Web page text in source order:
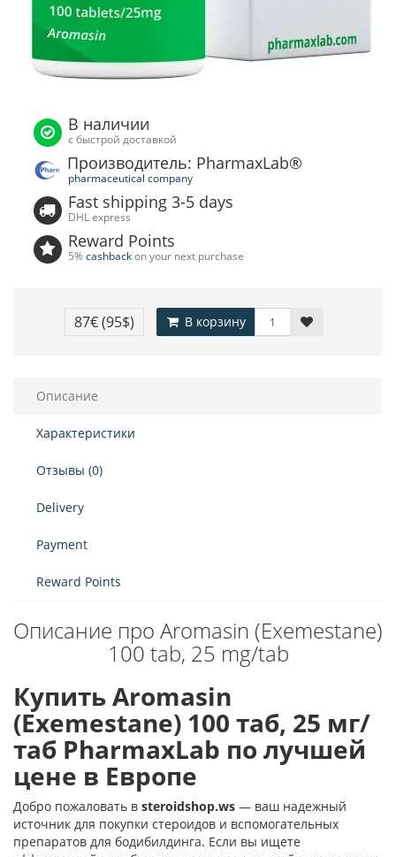
В наличии
с быстрой доставкой
Производитель: PharmaxLab®
pharmaceutical company
Fast shipping 3-5 days
DHL express
Reward Points
5%cashbackon your next purchase
87€(95$) В корзину
Описание
Характеристики
Отзывы (0)
Delivery
Payment
Reward Points
Описание про Aromasin (Exemestane)
100 tab, 25 mg/tab
Купить Aromasin
(Exemestane) 100 таб, 25 мг/
таб PharmaxLab по лучшей
цене в Европе
Добро пожаловать в steroidshop.ws — ваш надежный
источник для покупки стероидов и вспомогательных
препаратов для бодибилдинга. Если вы ищете